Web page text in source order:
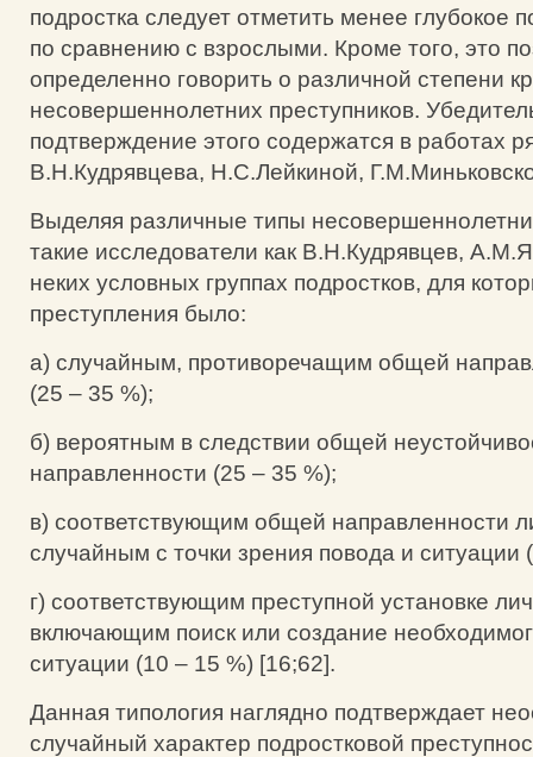
подростка следует отметить менее глубокое
по сравнению с взрослыми. Кроме того, это
определенно говорить о различной степени
несовершеннолетних преступников.
подтверждение этого содержатся в работах
В.Н.Кудрявцева, Н.С.Лейкиной,
Выделяя различные типы
такие исследователи как В.Н.Кудрявцев,
неких условных группах подростков, для
преступления было:
а) случайным, противоречащим общей
(25 – 35 %);
б) вероятным в следствии общей
направленности (25 – 35 %);
в) соответствующим общей направленности
случайным с точки зрения повода и ситуации
г) соответствующим преступной установке
включающим поиск или создание
ситуации (10 – 15 %) [16;62].
Данная типология наглядно подтверждает
случайный характер подростковой